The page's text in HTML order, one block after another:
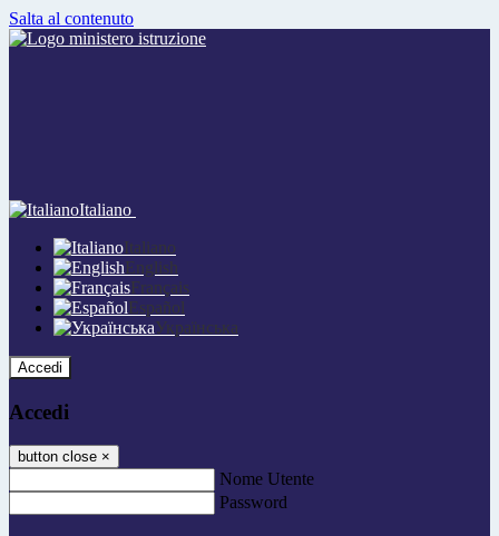
Salta al contenuto
Italiano
Italiano
English
Français
Español
Українська
Accedi
Accedi
button close ×
Nome Utente
Password